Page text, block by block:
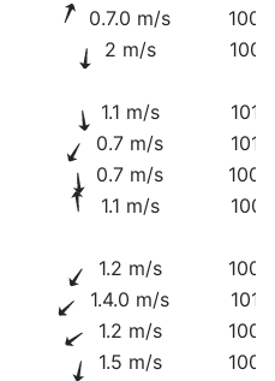
0.7.0 m/s
2 m/s
1.1 m/s
0.7 m/s
0.7 m/s
1.1 m/s
1.2 m/s
1.4.0 m/s
1.2 m/s
1.5 m/s